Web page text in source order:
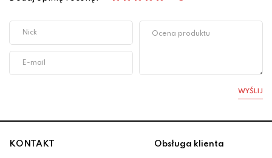
WYŚLIJ
KONTAKT Obsługa klienta